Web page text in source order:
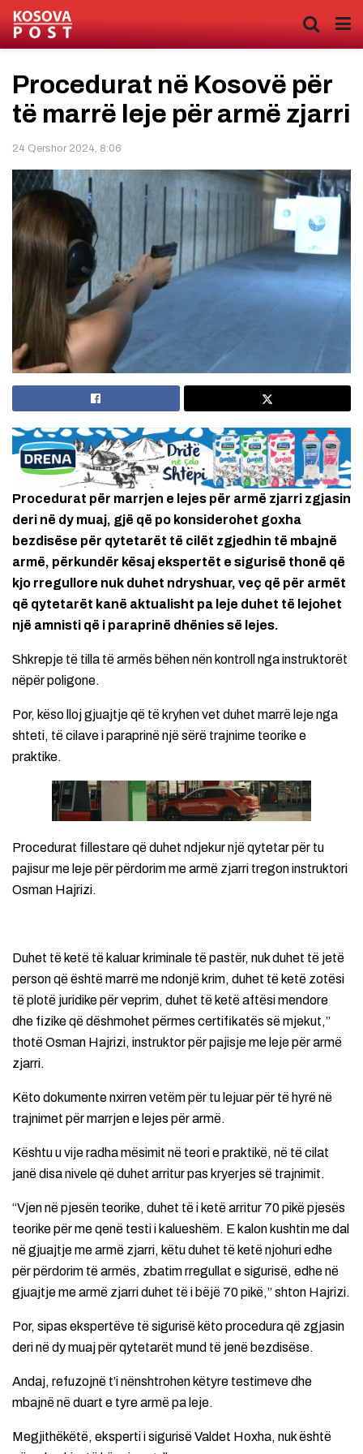
Procedurat në Kosovë për
të marrë leje për armë zjarri
24 Qershor 2024, 8:06
Procedurat për marrjen e lejes për armë zjarri zgjasin
deri në dy muaj, gjë që po konsiderohet goxha
bezdisëse për qytetarët të cilët zgjedhin të mbajnë
armë, përkundër kësaj ekspertët e sigurisë thonë që
kjo rregullore nuk duhet ndryshuar, veç që për armët
që qytetarët kanë aktualisht pa leje duhet të lejohet
një amnisti që i paraprinë dhënies së lejes.
Shkrepje të tilla të armës bëhen nën kontroll nga instruktorët
nëpër poligone.
Por, këso lloj gjuajtje që të kryhen vet duhet marrë leje nga
shteti, të cilave i paraprinë një sërë trajnime teorike e
praktike.
Procedurat fillestare që duhet ndjekur një qytetar për tu
pajisur me leje për përdorim me armë zjarri tregon instruktori
Osman Hajrizi.
Duhet të ketë të kaluar kriminale të pastër, nuk duhet të jetë
person që është marrë me ndonjë krim, duhet të ketë zotësi
të plotë juridike për veprim, duhet të ketë aftësi mendore
dhe fizike që dëshmohet përmes certifikatës së mjekut,”
thotë Osman Hajrizi, instruktor për pajisje me leje për armë
zjarri.
Këto dokumente nxirren vetëm për tu lejuar për të hyrë në
trajnimet për marrjen e lejes për armë.
Kështu u vije radha mësimit në teori e praktikë, në të cilat
janë disa nivele që duhet arritur pas kryerjes së trajnimit.
“Vjen në pjesën teorike, duhet të i ketë arritur 70 pikë pjesës
teorike për me qenë testi i kalueshëm. E kalon kushtin me dal
në gjuajtje me armë zjarri, këtu duhet të ketë njohuri edhe
për përdorim të armës, zbatim rregullat e sigurisë, edhe në
gjuajtje me armë zjarri duhet të i bëjë 70 pikë,” shton Hajrizi.
Por, sipas ekspertëve të sigurisë këto procedura që zgjasin
deri në dy muaj për qytetarët mund të jenë bezdisëse.
Andaj, refuzojnë t’i nënshtrohen këtyre testimeve dhe
mbajnë në duart e tyre armë pa leje.
Megjithëkëtë, eksperti i sigurisë Valdet Hoxha, nuk është